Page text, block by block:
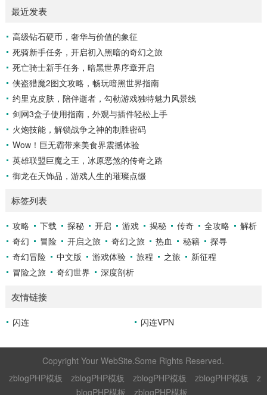
滑球，击球手需要在极短的时间内，准确判断球的速度、方向
和落点，然后调整自己的击球动作，这不仅要求击球手具备出
色的视力和反应能力,更需要大量的训练来培养对球...
最近发表
高级钻石硬币，奢华与价值的象征
死骑新手任务，开启初入黑暗的奇幻之旅
死亡骑士新手任务，暗黑世界序章开启
侠盗猎魔2图文攻略，畅玩暗黑世界指南
约里克皮肤，陪伴逝者，勾勒游戏独特魅力风景线
剑网3盒子使用指南，外观与插件轻松上手
火炮技能，解锁战争之神的制胜密码
Wow！巨无霸带来美食界震撼体验
英雄联盟巨魔之王，冰原恶煞的传奇之路
御龙在天饰品，游戏人生的璀璨点缀
标签列表
攻略 下载 探秘 开启 游戏 揭秘 传奇 全攻略
解析
奇幻
冒险 开启之旅 奇幻之旅 热血 秘籍
探寻
奇幻冒险
中文版 游戏体验 旅程 之旅
新征程
冒险之旅
奇幻世界 深度剖析
友情链接
闪连 闪连VPN
Copyright Your WebSite.Some Rights Reserved.
zblogPHP模板
zblogPHP模板 zblogPHP模板 zblogPHP模板
z
blogPHP模板
zblogPHP模板